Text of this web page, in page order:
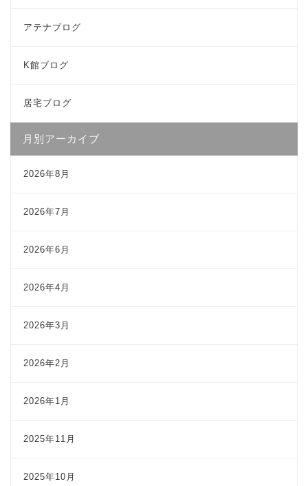
アテナブログ
K館ブログ
居宅ブログ
月別アーカイブ
2026年8月
2026年7月
2026年6月
2026年4月
2026年3月
2026年2月
2026年1月
2025年11月
2025年10月